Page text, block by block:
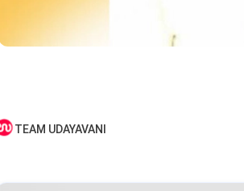
TEAM UDAYAVANI